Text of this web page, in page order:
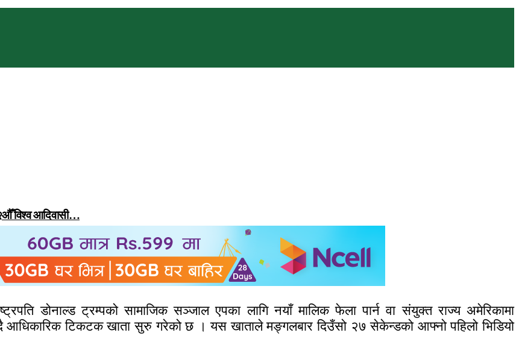
विश्व आदिवासी…
डोनाल्ड ट्रम्पको सामाजिक सञ्जाल एपका लागि नयाँ मालिक फेला पार्न वा संयुक्त राज्य अमेरिकामा
आधिकारिक टिकटक खाता सुरु गरेको छ । यस खाताले मङ्गलबार दिउँसो २७ सेकेन्डको आफ्नो पहिलो भिडियो